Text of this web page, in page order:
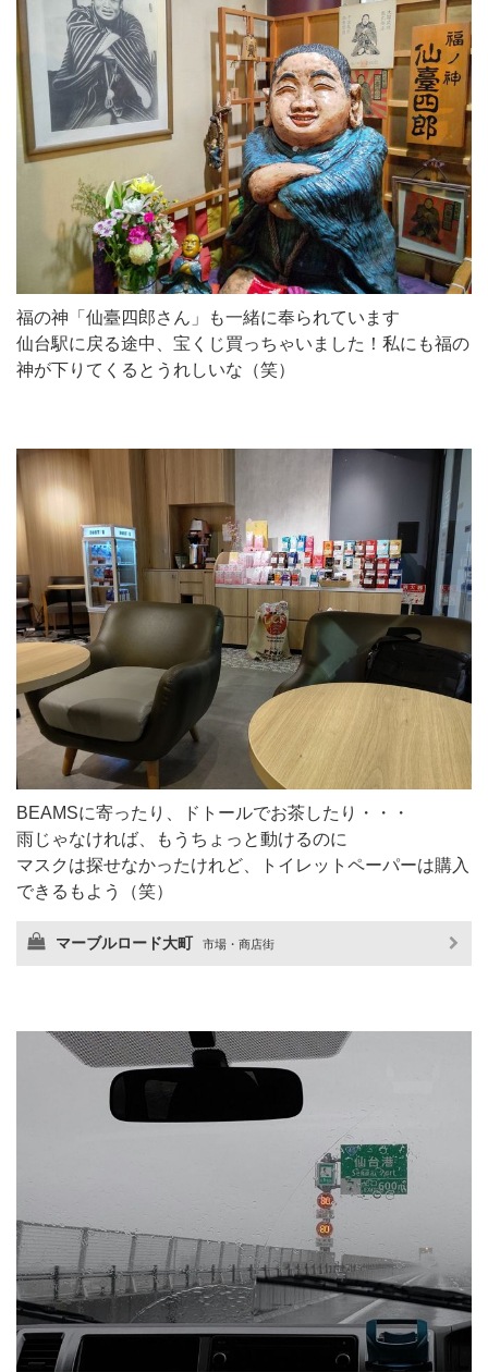
福の神「仙臺四郎さん」も一緒に奉られています
仙台駅に戻る途中、宝くじ買っちゃいました！私にも福の
神が下りてくるとうれしいな（笑）
BEAMSに寄ったり、ドトールでお茶したり・・・
雨じゃなければ、もうちょっと動けるのに
マスクは探せなかったけれど、トイレットペーパーは購入
できるもよう（笑）
マーブルロード大町 市場・商店街